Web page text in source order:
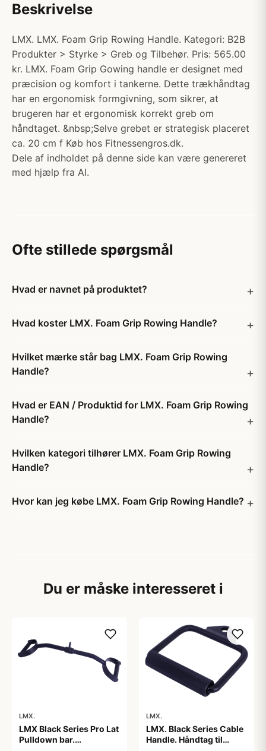
Beskrivelse
LMX. LMX. Foam Grip Rowing Handle. Kategori: B2B
Produkter > Styrke > Greb og Tilbehør. Pris: 565.00
kr. LMX. Foam Grip Gowing handle er designet med
præcision og komfort i tankerne. Dette trækhåndtag
har en ergonomisk formgivning, som sikrer, at
brugeren har et ergonomisk korrekt greb om
håndtaget. &nbsp;Selve grebet er strategisk placeret
ca. 20 cm f Køb hos Fitnessengros.dk.
Dele af indholdet på denne side kan være genereret
med hjælp fra AI.
Ofte stillede spørgsmål
Hvad er navnet på produktet?
Hvad koster LMX. Foam Grip Rowing Handle?
Hvilket mærke står bag LMX. Foam Grip Rowing
Handle?
Hvad er EAN / Produktid for LMX. Foam Grip Rowing
Handle?
Hvilken kategori tilhører LMX. Foam Grip Rowing
Handle?
Hvor kan jeg købe LMX. Foam Grip Rowing Handle?
Du er måske interesseret i
LMX.
LMX Black Series Pro Lat
Pulldown bar.
LMX.
LMX. Black Series Cable
Handle. Håndtag til